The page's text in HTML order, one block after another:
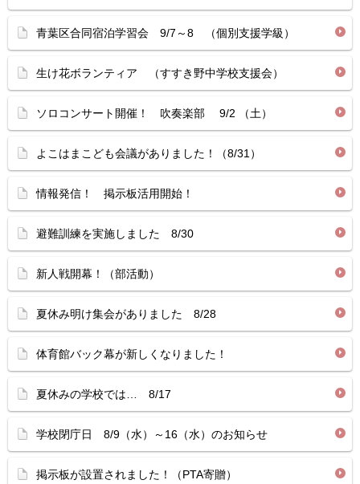
青葉区合同宿泊学習会 9/7～8 （個別支援学級）
生け花ボランティア （すすき野中学校支援会）
ソロコンサート開催！ 吹奏楽部 9/2 （土）
よこはまこども会議がありました！（8/31）
情報発信！ 掲示板活用開始！
避難訓練を実施しました 8/30
新人戦開幕！（部活動）
夏休み明け集会がありました 8/28
体育館バック幕が新しくなりました！
夏休みの学校では… 8/17
学校閉庁日 8/9（水）～16（水）のお知らせ
掲示板が設置されました！（PTA寄贈）